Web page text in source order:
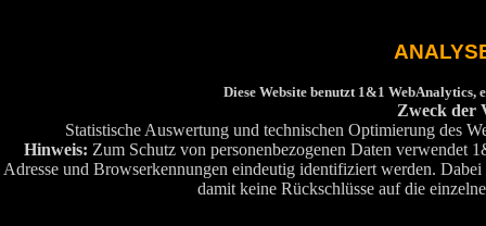
Diese Website benutzt 1&1 WebAnalytics,
Zweck der
Statistische Auswertung und technischen Optimierung des
Hinweis: Zum Schutz von personenbezogenen Daten verwendet
Adresse und Browserkennungen eindeutig identifiziert werden.
damit keine Rückschlüsse auf die